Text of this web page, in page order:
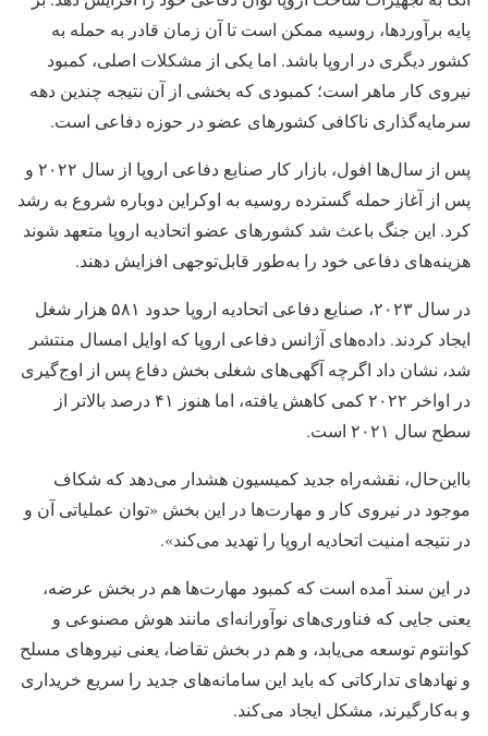
پایه برآوردها، روسیه ممکن است تا آن زمان قادر به حمله به
کشور دیگری در اروپا باشد. اما یکی از مشکلات اصلی، کمبود
نیروی کار ماهر است؛ کمبودی که بخشی از آن نتیجه چندین دهه
سرمایه‌گذاری ناکافی کشورهای عضو در حوزه دفاعی است.
پس از سال‌ها افول، بازار کار صنایع دفاعی اروپا از سال ۲۰۲۲ و
پس از آغاز حمله گسترده روسیه به اوکراین دوباره شروع به رشد
کرد. این جنگ باعث شد کشورهای عضو اتحادیه اروپا متعهد شوند
هزینه‌های دفاعی خود را به‌طور قابل‌توجهی افزایش دهند.
در سال ۲۰۲۳، صنایع دفاعی اتحادیه اروپا حدود ۵۸۱ هزار شغل
ایجاد کردند. داده‌های آژانس دفاعی اروپا که اوایل امسال منتشر
شد، نشان داد اگرچه آگهی‌های شغلی بخش دفاع پس از اوج‌گیری
در اواخر ۲۰۲۲ کمی کاهش یافته، اما هنوز ۴۱ درصد بالاتر از
سطح سال ۲۰۲۱ است.
بااین‌حال، نقشه‌راه جدید کمیسیون هشدار می‌دهد که شکاف
موجود در نیروی کار و مهارت‌ها در این بخش «توان عملیاتی آن و
در نتیجه امنیت اتحادیه اروپا را تهدید می‌کند».
در این سند آمده است که کمبود مهارت‌ها هم در بخش عرضه،
یعنی جایی که فناوری‌های نوآورانه‌ای مانند هوش مصنوعی و
کوانتوم توسعه می‌یابد، و هم در بخش تقاضا، یعنی نیروهای مسلح
و نهادهای تدارکاتی که باید این سامانه‌های جدید را سریع خریداری
و به‌کارگیرند، مشکل ایجاد می‌کند.